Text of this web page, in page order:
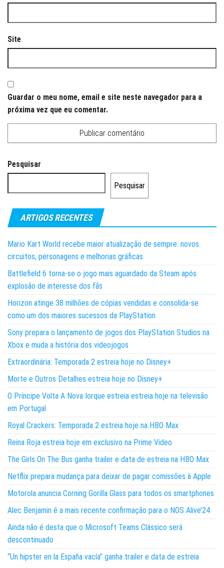
Site
Guardar o meu nome, email e site neste navegador para a
próxima vez que eu comentar.
Pesquisar
Pesquisar
ARTIGOS RECENTES
Mario Kart World recebe maior atualização de sempre: novos
circuitos, personagens e melhorias gráficas
Battlefield 6 torna-se o jogo mais aguardado da Steam após
explosão de interesse dos fãs
Horizon atinge 38 milhões de cópias vendidas e consolida-se
como um dos maiores sucessos da PlayStation
Sony prepara o lançamento de jogos dos PlayStation Studios na
Xbox e muda a história dos videojogos
Extraordinária: Temporada 2 estreia hoje no Disney+
Morte e Outros Detalhes estreia hoje no Disney+
O Príncipe Volta A Nova Iorque estreia estreia hoje na televisão
em Portugal
Royal Crackers: Temporada 2 estreia hoje na HBO Max
Reina Roja estreia hoje em exclusivo na Prime Video
The Girls On The Bus ganha trailer e data de estreia na HBO Max
Netflix prepara mudança para deixar de pagar comissões à Apple
Motorola anuncia Corning Gorilla Glass para todos os smartphones
Alec Benjamin é a mais recente confirmação para o NOS Alive’24
Ainda não é desta que o Microsoft Teams Clássico será
descontinuado
“Un hipster en la España vacía” ganha trailer e data de estreia